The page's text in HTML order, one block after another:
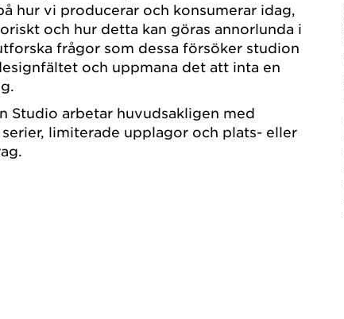
hur vi producerar och konsumerar idag,
och hur detta kan göras annorlunda i
frågor som dessa försöker studion
och uppmana det att inta en
Studio arbetar huvudsakligen med
limiterade upplagor och plats- eller